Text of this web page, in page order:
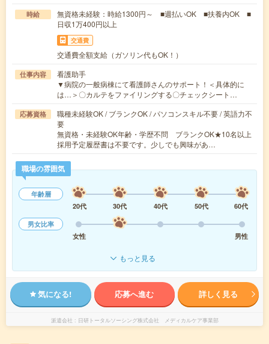
時給
無資格未経験：時給1300円～ ■週払いOK ■扶養内OK ■
日収1万400円以上
交通費
交通費全額支給（ガソリン代もOK！）
仕事内容
看護助手
▼病院の一般病棟にて看護師さんのサポート！＜具体的に
は…＞〇カルテをファイリングする〇チェックシート…
応募資格
職種未経験OK / ブランクOK / パソコンスキル不要 / 英語力不
要
無資格・未経験OK年齢・学歴不問 ブランクOK★10名以上
採用予定履歴書は不要です。少しでも興味があ…
職場の雰囲気
年齢層
20代
30代 40代 50代
60代
男女比率
女性
男性
もっと見る
気になる! 応募へ進む 詳しく見る
派遣会社 日研トータルソーシング株式会社 メディカルケア事業部